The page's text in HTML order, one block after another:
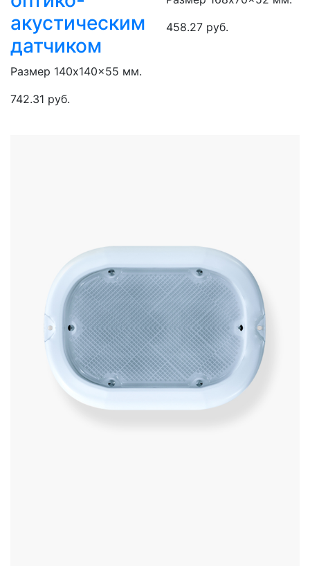
акустическим
датчиком
Размер 140x140x55 мм.
742.31 руб.
458.27 руб.